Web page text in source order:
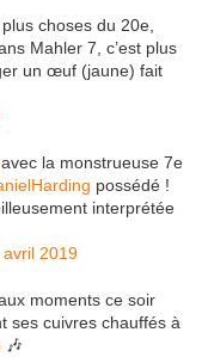
choses du 20e,
Mahler 7, c’est plus
un œuf (jaune) fait
avec la monstrueuse 7e
possédé !
interprétée
avril 2019
moments ce soir
ses cuivres chauffés à
🎶